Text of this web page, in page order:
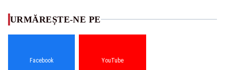
URMĂREȘTE-NE PE
Facebook YouTube